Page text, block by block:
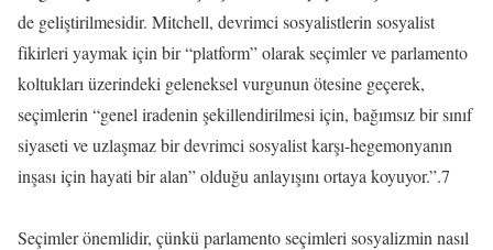
de geliştirilmesidir. Mitchell, devrimci sosyalistlerin sosyalist
fikirleri yaymak için bir “platform” olarak seçimler ve parlamento
koltukları üzerindeki geleneksel vurgunun ötesine geçerek,
seçimlerin “genel iradenin şekillendirilmesi için, bağımsız bir sınıf
siyaseti ve uzlaşmaz bir devrimci sosyalist karşı-hegemonyanın
inşası için hayati bir alan” olduğu anlayışını ortaya koyuyor.”.7
Seçimler önemlidir, çünkü parlamento seçimleri sosyalizmin nasıl